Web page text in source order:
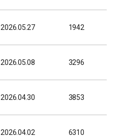
2026.05.27 1942
2026.05.08 3296
2026.04.30 3853
2026.04.02 6310